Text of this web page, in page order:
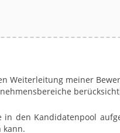
UND
Weiterleitung meiner
in den Kandidatenpool
kann.